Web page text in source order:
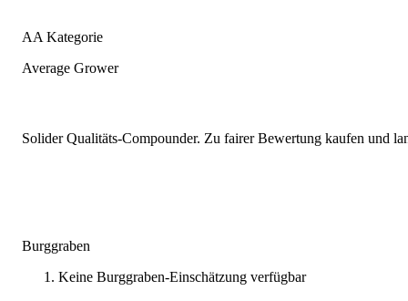
AA Kategorie
Average Grower
Solider Qualitäts-Compounder. Zu fairer Bewertung kaufen und
Burggraben
Keine Burggraben-Einschätzung verfügbar